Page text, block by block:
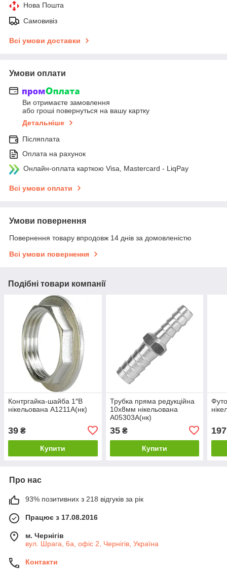
Нова Пошта
Самовивіз
Всі умови доставки
Умови оплати
Ви отримаєте замовлення
або гроші повернуться на вашу картку
Детальніше
Післяплата
Оплата на рахунок
Онлайн-оплата карткою Visa, Mastercard - LiqPay
Всі умови оплати
Умови повернення
Повернення товару впродовж 14 днів за домовленістю
Всі умови повернення
Подібні товари компанії
Контргайка-шайба 1″В
нікельована А1211А(нк)
39 ₴
Купити
Трубка пряма редукційна
10х8мм нікельована
А05303А(нк)
35₴
Купити
197
Про нас
93% позитивних з 218 відгуків за рік
Працює з 17.08.2016
м. Чернігів
вул. Шрага, 6а, офіс 2, Чернігів, Україна
Контакти